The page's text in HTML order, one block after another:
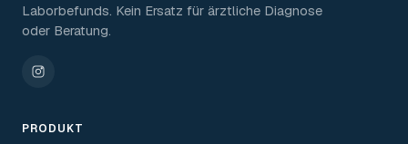
Laborbefunds. Kein Ersatz für ärztliche Diagnose
oder Beratung.
PRODUKT